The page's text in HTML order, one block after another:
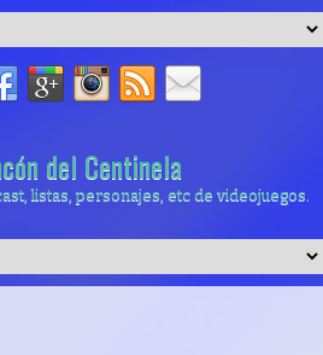
del Centinela
listas, personajes, etc de videojuegos.